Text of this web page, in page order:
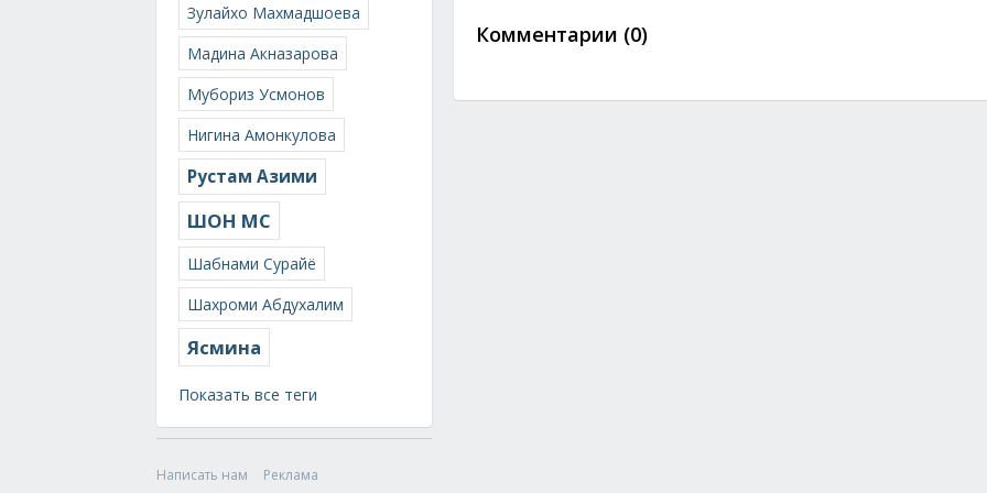
Зулайхо Махмадшоева
Мадина Акназарова
Мубориз Усмонов
Нигина Амонкулова
Рустам Азими
ШОН МС
Шабнами Сурайё
Шахроми Абдухалим
Ясмина
Показать все теги
Написать нам
Реклама
Комментарии (0)